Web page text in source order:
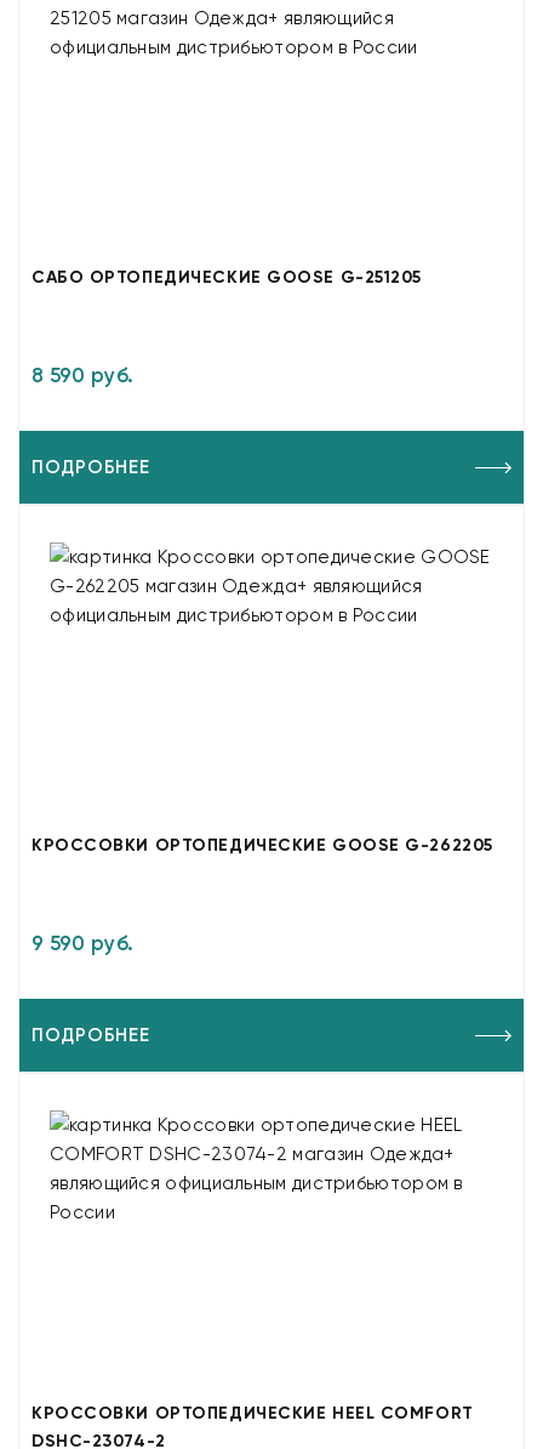
САБО ОРТОПЕДИЧЕСКИЕ GOOSE G-251205
8 590 руб.
ПОДРОБНЕЕ
КРОССОВКИ ОРТОПЕДИЧЕСКИЕ GOOSE G-262205
9 590 руб.
ПОДРОБНЕЕ
КРОССОВКИ ОРТОПЕДИЧЕСКИЕ HEEL COMFORT
DSHC-23074-2